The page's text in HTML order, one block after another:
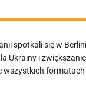
spotkali się w
Ukrainy i